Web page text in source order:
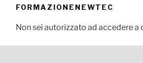
FORMAZIONENEWTEC
Non sei autorizzato ad accedere a